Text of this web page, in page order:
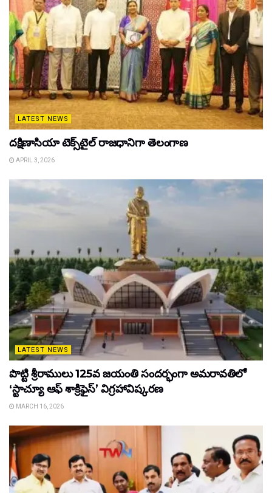
LATEST NEWS
దక్షిణాసియా టెక్స్‌టైల్ రాజధానిగా తెలంగాణ
APRIL 3, 2026
LATEST NEWS
పొట్టి శ్రీరాములు 125వ జయంతి సందర్భంగా అమరావతిలో
‘స్టాచ్యూ ఆఫ్ శాక్రిఫైస్’ విగ్రహావిష్కరణ
MARCH 16, 2026